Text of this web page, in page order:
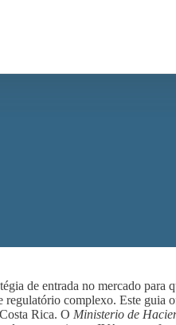
de entrada no mercado para
complexo. Este guia
Rica. O Ministerio de